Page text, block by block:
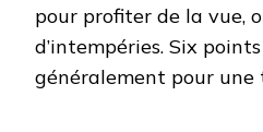
pour profiter de la vue,
d’intempéries. Six
généralement pour une